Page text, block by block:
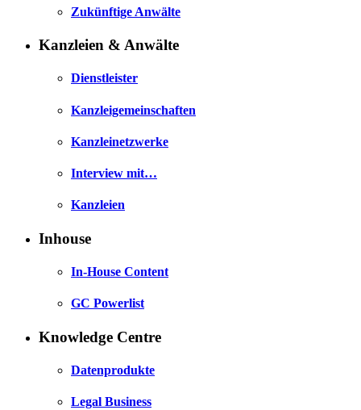
Zukünftige Anwälte
Kanzleien & Anwälte
Dienstleister
Kanzleigemeinschaften
Kanzleinetzwerke
Interview mit…
Kanzleien
Inhouse
In-House Content
GC Powerlist
Knowledge Centre
Datenprodukte
Legal Business